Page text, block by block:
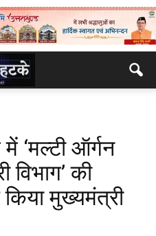
‘मल्टी ऑर्गन
विभाग’ की
मुख्यमंत्री